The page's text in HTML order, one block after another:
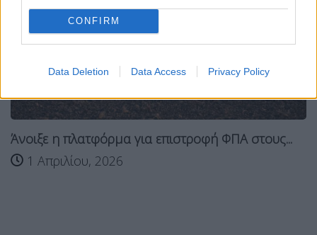
CONFIRM
Data Deletion Data Access Privacy Policy
Άνοιξε η πλατφόρμα για επιστροφή ΦΠΑ στους...
1 Απριλίου, 2026